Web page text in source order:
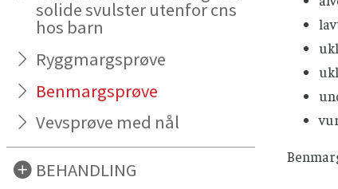
solide svulster utenfor cns
hos barn
Ryggmargsprøve
Benmargsprøve
Vevsprøve med nål
BEHANDLING